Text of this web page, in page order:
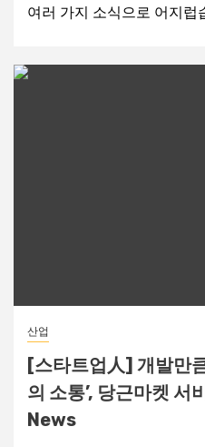
여러 가지 소식으로 어지럽
산업
[스타트업人] 개발만
의 소통’, 당근마켓 서
News